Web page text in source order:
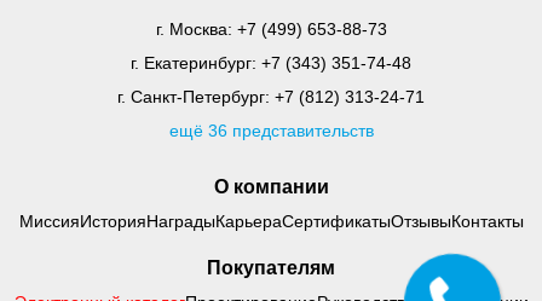
О компании
МиссияИсторияНаградыКарьераСертификатыОтзывыКонтакты
Покупателям
г. Москва: +7 (499) 653-88-73
г. Екатеринбург: +7 (343) 351-74-48
г. Санкт-Петербург: +7 (812) 313-24-71
ещё 36 представительств